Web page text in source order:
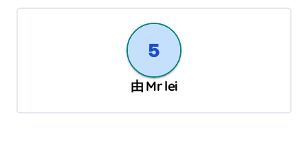
由 Mr lei